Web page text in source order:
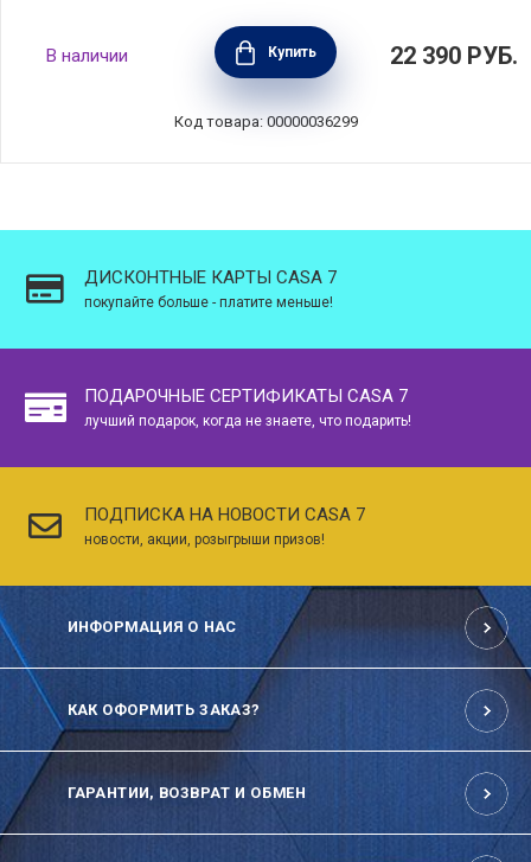
Чайник электрический 1,7 л, нержавеющая
сталь, цвет черный матовый, SMEG, Италия,
KLF03BLMEU
В наличии Купить 22 390 РУБ.
Код товара: 00000036299
ДИСКОНТНЫЕ КАРТЫ CASA 7
покупайте больше - платите меньше!
ПОДАРОЧНЫЕ СЕРТИФИКАТЫ CASA 7
лучший подарок, когда не знаете, что подарить!
ПОДПИСКА НА НОВОСТИ CASA 7
новости, акции, розыгрыши призов!
ИНФОРМАЦИЯ О НАС
КАК ОФОРМИТЬ ЗАКАЗ?
ГАРАНТИИ, ВОЗВРАТ И ОБМЕН